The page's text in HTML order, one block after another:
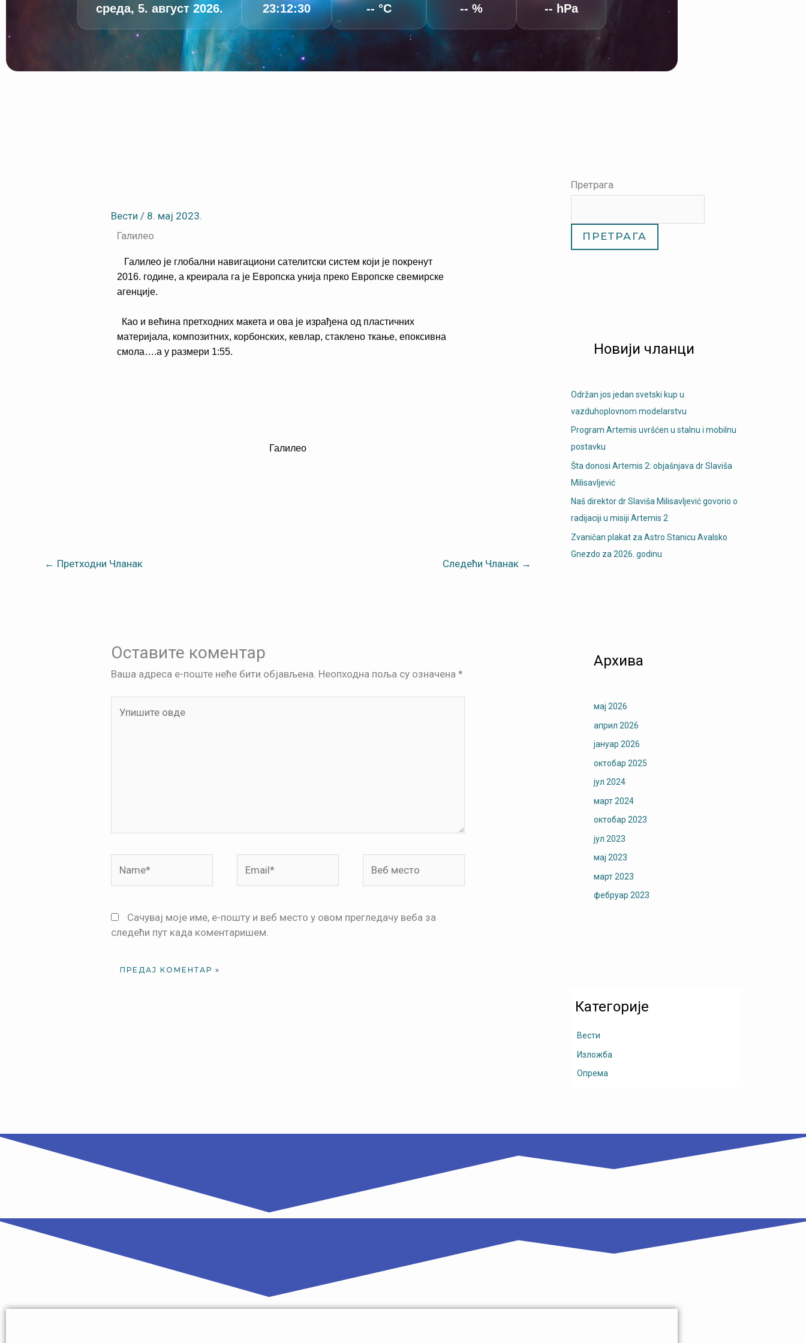
среда, 5. август 2026. 23:12:31 -- °C -- % -- hPa
Вести / 8. мај 2023.
Галилео
Галилео је глобални навигациони сателитски систем који је покренут
2016. године, а креирала га је Европска унија преко Европске свемирске
агенције.
Као и већина претходних макета и ова је израђена од пластичних
материјала, композитних, корбонских, кевлар, стаклено ткање, епоксивна
смола….а у размери 1:55.
Галилео
← Претходни Чланак Следећи Чланак →
Оставите коментар
Ваша адреса е-поште неће бити објављена. Неопходна поља су означена*
овде
место
Сачувај моје име, е-пошту и веб место у овом прегледачу веба за
следећи пут када коментаришем.
Претрага
ПРЕТРАГА
Новији чланци
Održan jos jedan svetski kup u
vazduhoplovnom modelarstvu
Program Artemis uvršćen u stalnu i mobilnu
postavku
Šta donosi Artemis 2: objašnjava dr Slaviša
Milisavljević
Naš direktor dr Slaviša Milisavljević govorio o
radijaciji u misiji Artemis 2
Zvaničan plakat za Astro Stanicu Avalsko
Gnezdo za 2026. godinu
Архива
мај 2026
април 2026
јануар 2026
октобар 2025
јул 2024
март 2024
октобар 2023
јул 2023
мај 2023
март 2023
фебруар 2023
Категорије
Вести
Изложба
Опрема